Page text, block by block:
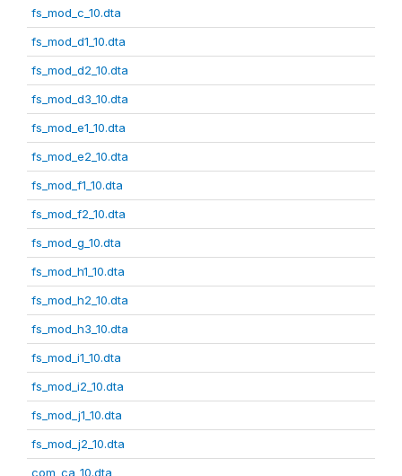
fs_mod_c_10.dta
fs_mod_d1_10.dta
fs_mod_d2_10.dta
fs_mod_d3_10.dta
fs_mod_e1_10.dta
fs_mod_e2_10.dta
fs_mod_f1_10.dta
fs_mod_f2_10.dta
fs_mod_g_10.dta
fs_mod_h1_10.dta
fs_mod_h2_10.dta
fs_mod_h3_10.dta
fs_mod_i1_10.dta
fs_mod_i2_10.dta
fs_mod_j1_10.dta
fs_mod_j2_10.dta
com_ca_10.dta